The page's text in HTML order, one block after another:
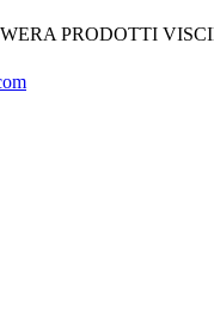
PRODOTTI